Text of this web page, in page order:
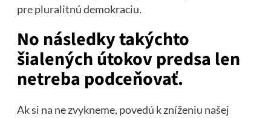
pre pluralitnú demokraciu.
No následky takýchto
šialených útokov predsa len
netreba podceňovať.
Ak si na ne zvykneme, povedú k zníženiu našej